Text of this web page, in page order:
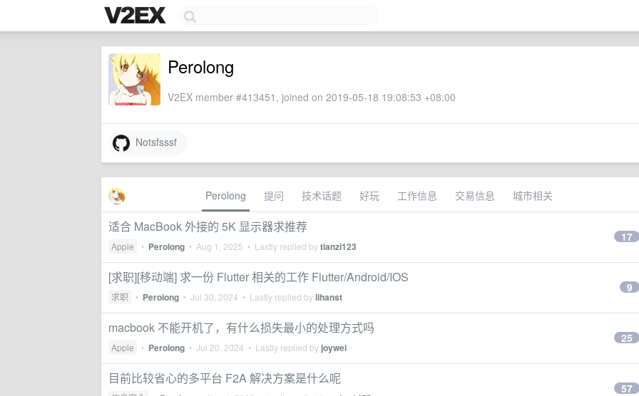
Perolong
V2EX member #413451, joined on 2019-05-18 19:08:53 +08:00
Notsfsssf
Perolong 提问 技术话题 好玩 工作信息 交易信息 城市相关
适合 MacBook 外接的 5K 显示器求推荐
Apple • Perolong • Aug 1, 2025 • Lastly replied bytianzi123
17
[求职][移动端] 求一份 Flutter 相关的工作 Flutter/Android/IOS
求职 • Perolong • Jul 30, 2024 • Lastly replied bylihanst
9
macbook 不能开机了，有什么损失最小的处理方式吗
Apple • Perolong • Jul 20, 2024 • Lastly replied by joywei
25
目前比较省心的多平台 F2A 解决方案是什么呢
57